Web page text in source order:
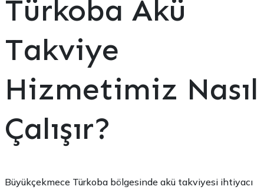
Türkoba Akü
Takviye
Hizmetimiz Nasıl
Çalışır?
Büyükçekmece Türkoba bölgesinde akü takviyesi ihtiyacı